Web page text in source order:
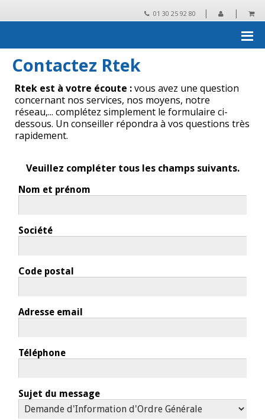
01 30 25 92 80 | |
Contactez Rtek
Rtek est à votre écoute :vous avez une question
concernant nos services, nos moyens, notre
réseau,... complétez simplement le formulaire ci-
dessous. Un conseiller répondra à vos questions très
rapidement.
Veuillez compléter tous les champs suivants.
Nom et prénom
Société
Code postal
Adresse email
Téléphone
Sujet du message